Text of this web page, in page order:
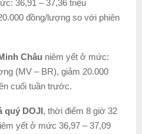
36,91 – 37,36 triệu
đồng/lượng so với phiên
Châu niêm yết ở mức:
(MV – BR), giảm 20.000
cuối tuần trước.
quý DOJI, thời điểm 8 giờ 32
yết ở mức 36,97 – 37,09